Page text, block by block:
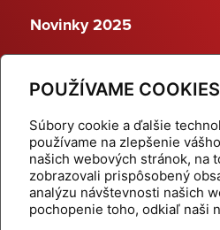
POUŽÍVAME COOKIES
Súbory cookie a ďalšie
používame na zlepšenie
našich webových stránok, na
zobrazovali prispôsobený
analýzu návštevnosti našich
pochopenie toho, odkiaľ naši
Novinky 2025
Dynamické termostatické ventily
Domov
Aktuality